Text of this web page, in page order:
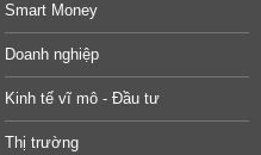
Smart Money
Doanh nghiệp
Kinh tế vĩ mô - Đầu tư
Thị trường